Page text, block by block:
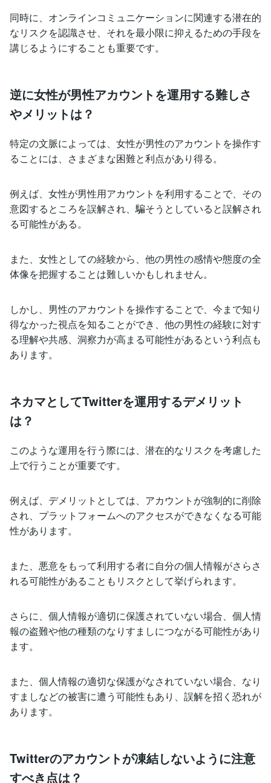
同時に、オンラインコミュニケーションに関連する潜在的
なリスクを認識させ、それを最小限に抑えるための手段を
講じるようにすることも重要です。
逆に女性が男性アカウントを運用する難しさ
やメリットは？
特定の文脈によっては、女性が男性のアカウントを操作す
ることには、さまざまな困難と利点があり得る。
例えば、女性が男性用アカウントを利用することで、その
意図するところを誤解され、騙そうとしていると誤解され
る可能性がある。
また、女性としての経験から、他の男性の感情や態度の全
体像を把握することは難しいかもしれません。
しかし、男性のアカウントを操作することで、今まで知り
得なかった視点を知ることができ、他の男性の経験に対す
る理解や共感、洞察力が高まる可能性があるという利点も
あります。
ネカマとしてTwitterを運用するデメリット
は？
このような運用を行う際には、潜在的なリスクを考慮した
上で行うことが重要です。
例えば、デメリットとしては、アカウントが強制的に削除
され、プラットフォームへのアクセスができなくなる可能
性があります。
また、悪意をもって利用する者に自分の個人情報がさらさ
れる可能性があることもリスクとして挙げられます。
さらに、個人情報が適切に保護されていない場合、個人情
報の盗難や他の種類のなりすましにつながる可能性があり
ます。
また、個人情報の適切な保護がなされていない場合、なり
すましなどの被害に遭う可能性もあり、誤解を招く恐れが
あります。
Twitterのアカウントが凍結しないように注意
すべき点は？